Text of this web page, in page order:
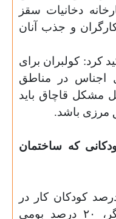
دخانیات سقز
و جذب آنان
کرد: کولبران برای
اجناس در مناطق
مشکل قاچاق باید
مرزی باشد.
که ساختمان
> اقتصاد کلان – ۴۲ درصد کودکان کار در
تهران مهاجران شهرهای دیگر، ۲۰ درصد بومی